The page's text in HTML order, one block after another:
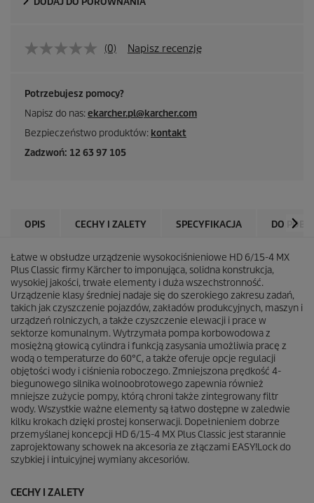
(0) Napisz recenzję
Potrzebujesz pomocy?
Napisz do nas:ekarcher.pl@karcher.com
Bezpieczeństwo produktów: kontakt
Zadzwoń: 12 63 97 105
OPIS CECHY I ZALETY SPECYFIKACJA DO
Łatwe w obsłudze urządzenie wysokociśnieniowe HD 6/15-4 MX
Plus Classic firmy Kärcher to imponująca, solidna konstrukcja,
wysokiej jakości, trwałe elementy i duża wszechstronność.
Urządzenie klasy średniej nadaje się do szerokiego zakresu zadań,
takich jak czyszczenie pojazdów, zakładów produkcyjnych, maszyn i
urządzeń rolniczych, a także czyszczenie elewacji i prace w
sektorze komunalnym. Wytrzymała pompa korbowodowa z
mosiężną głowicą cylindra i funkcją zasysania umożliwia pracę z
wodą o temperaturze do 60°C, a także oferuje opcje regulacji
objętości wody i ciśnienia roboczego. Zmniejszona prędkość 4-
biegunowego silnika wolnoobrotowego zapewnia również
mniejsze zużycie pompy, którą chroni także zintegrowany filtr
wody. Wszystkie ważne elementy są łatwo dostępne w zaledwie
kilku krokach dzięki prostej konserwacji. Dopełnieniem dobrze
przemyślanej koncepcji HD 6/15-4 MX Plus Classic jest starannie
zaprojektowany schowek na akcesoria ze złączami EASY!Lockdo
szybkiej i intuicyjnej wymiany akcesoriów.
CECHY I ZALETY